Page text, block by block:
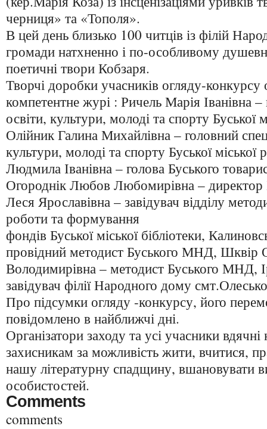
черниця» та «Тополя».
В цей день близько 100 читців із філій
громади натхненно і по-особливому
поетичні твори Кобзаря.
Творчі доробки учасників огляду-конкурсу
компетентне журі : Ричель Марія Іванівна –
освіти, культури, молоді та спорту Буської
Олійник Галина Михайлівна – головний
культури, молоді та спорту Буської міської
Людмила Іванівна – голова Буського
Огороднік Любов Любомирівна –
Леся Ярославівна – завідувач відділу
роботи та формування
фондів Буської міської бібліотеки,
провідний методист Буського МНД, Шквір
Володимирівна – методист Буського МНД,
завідувач філії Народного дому
Про підсумки огляду -конкурсу, його
повідомлено в найближчі дні.
Організатори заходу та усі учасники
захисникам за можливість жити, вчитися,
нашу літературну спадщину, вшановувати
особистостей.
Comments
comments